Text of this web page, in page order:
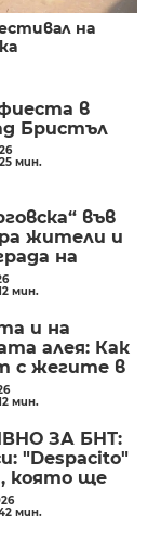
на
в
Бристъл
мин.
във
жители и
на
мин.
и на
алея: Как
с жегите в
мин.
ЗА БНТ:
"Despacito"
която ще
до края на
мин.